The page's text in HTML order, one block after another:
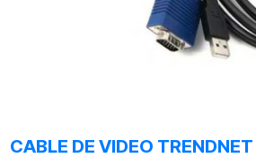
CABLE DE VIDEO